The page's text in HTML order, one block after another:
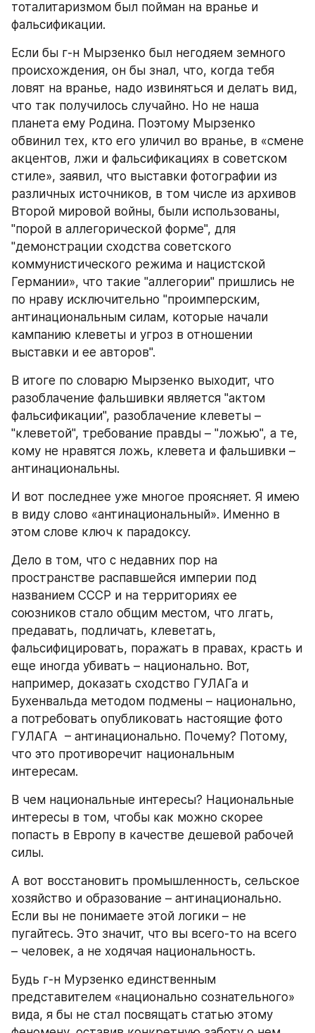
тоталитаризмом был пойман на вранье и
фальсификации.
Если бы г-н Мырзенко был негодяем земного
происхождения, он бы знал, что, когда тебя
ловят на вранье, надо извиняться и делать вид,
что так получилось случайно. Но не наша
планета ему Родина. Поэтому Мырзенко
обвинил тех, кто его уличил во вранье, в «смене
акцентов, лжи и фальсификациях в советском
стиле», заявил, что выставки фотографии из
различных источников, в том числе из архивов
Второй мировой войны, были использованы,
"порой в аллегорической форме", для
"демонстрации сходства советского
коммунистического режима и нацистской
Германии», что такие "аллегории" пришлись не
по нраву исключительно "проимперским,
антинациональным силам, которые начали
кампанию клеветы и угроз в отношении
выставки и ее авторов".
В итоге по словарю Мырзенко выходит, что
разоблачение фальшивки является "актом
фальсификации", разоблачение клеветы –
"клеветой", требование правды – "ложью", а те,
кому не нравятся ложь, клевета и фальшивки –
антинациональны.
И вот последнее уже многое проясняет. Я имею
в виду слово «антинациональный». Именно в
этом слове ключ к парадоксу.
Дело в том, что с недавних пор на
пространстве распавшейся империи под
названием СССР и на территориях ее
союзников стало общим местом, что лгать,
предавать, подличать, клеветать,
фальсифицировать, поражать в правах, красть и
еще иногда убивать – национально. Вот,
например, доказать сходство ГУЛАГа и
Бухенвальда методом подмены – национально,
а потребовать опубликовать настоящие фото
ГУЛАГА  – антинационально. Почему? Потому,
что это противоречит национальным
интересам.
В чем национальные интересы? Национальные
интересы в том, чтобы как можно скорее
попасть в Европу в качестве дешевой рабочей
силы.
А вот восстановить промышленность, сельское
хозяйство и образование – антинационально.
Если вы не понимаете этой логики – не
пугайтесь. Это значит, что вы всего-то на всего
– человек, а не ходячая национальность.
Будь г-н Мурзенко единственным
представителем «национально сознательного»
вида, я бы не стал посвящать статью этому